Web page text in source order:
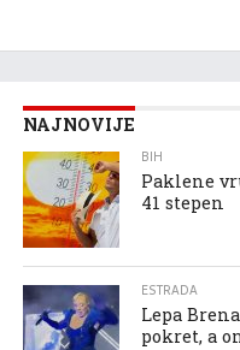
NAJNOVIJE
BIH
Paklene
41 stepen
ESTRADA
Lepa
pokret, a